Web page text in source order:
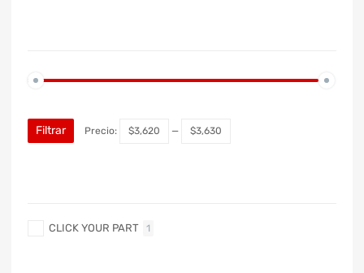
Filtrar Precio: $3,620 — $3,630
CLICK YOUR PART 1